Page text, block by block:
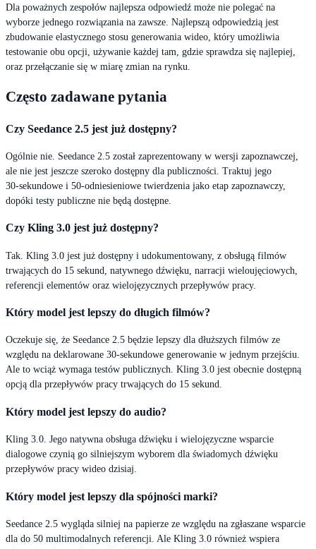
Dla poważnych zespołów najlepsza odpowiedź może nie polegać na
wyborze jednego rozwiązania na zawsze. Najlepszą odpowiedzią jest
zbudowanie elastycznego stosu generowania wideo, który umożliwia
testowanie obu opcji, używanie każdej tam, gdzie sprawdza się najlepiej,
oraz przełączanie się w miarę zmian na rynku.
Często zadawane pytania
Czy Seedance 2.5 jest już dostępny?
Ogólnie nie. Seedance 2.5 został zaprezentowany w wersji zapoznawczej,
ale nie jest jeszcze szeroko dostępny dla publiczności. Traktuj jego
30‑sekundowe i 50‑odniesieniowe twierdzenia jako etap zapoznawczy,
dopóki testy publiczne nie będą dostępne.
Czy Kling 3.0 jest już dostępny?
Tak. Kling 3.0 jest już dostępny i udokumentowany, z obsługą filmów
trwających do 15 sekund, natywnego dźwięku, narracji wieloujęciowych,
referencji elementów oraz wielojęzycznych przepływów pracy.
Który model jest lepszy do długich filmów?
Oczekuje się, że Seedance 2.5 będzie lepszy dla dłuższych filmów ze
względu na deklarowane 30-sekundowe generowanie w jednym przejściu.
Ale to wciąż wymaga testów publicznych. Kling 3.0 jest obecnie dostępną
opcją dla przepływów pracy trwających do 15 sekund.
Który model jest lepszy do audio?
Kling 3.0. Jego natywna obsługa dźwięku i wielojęzyczne wsparcie
dialogowe czynią go silniejszym wyborem dla świadomych dźwięku
przepływów pracy wideo dzisiaj.
Który model jest lepszy dla spójności marki?
Seedance 2.5 wygląda silniej na papierze ze względu na zgłaszane wsparcie
dla do 50 multimodalnych referencji. Ale Kling 3.0 również wspiera